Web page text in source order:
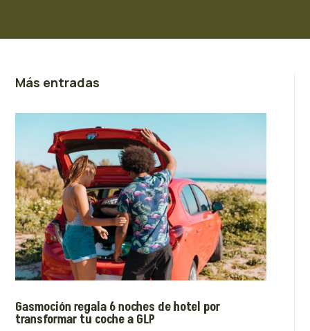
Más entradas
Gasmoción regala 6 noches de hotel por
transformar tu coche a GLP